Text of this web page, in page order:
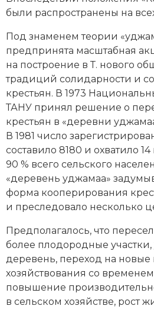
были распространены на
Под знаменем теории
предпринята масштабная
на построение в Т. нового
традиций солидарности и
крестьян. В 1973
ТАНУ принял решение о
крестьян в «деревни
В 1981 число
составило 8180 и охватило
90 % всего сельского
«деревень уджамаа»
форма кооперирования
и преследовало несколько
Предполагалось, что
более плодородные
деревень, переход на новые
хозяйствования со
повышение
в сельском хозяйстве, рост